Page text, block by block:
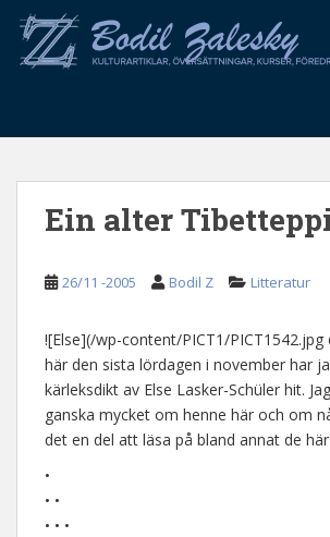
o
Ein alter
26/11 -2005 Bodil Z Litteratur
![Else](/wp-content/PICT1/PICT1542.jpg
här den sista lördagen i november har
kärleksdikt av Else Lasker-Schüler hit.
ganska mycket om henne här och om
det en del att läsa på bland annat de
•
• •
• • •